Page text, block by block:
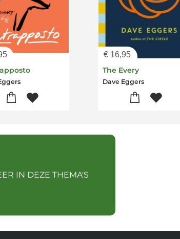
€16,95
The Every
Dave Eggers
IN DEZE THEMA'S